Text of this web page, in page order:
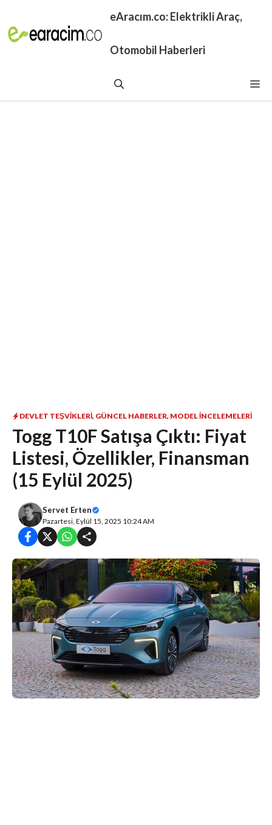
eAracım.co: Elektrikli Araç,
Otomobil Haberleri
DEVLET TEŞVIKLERI, GÜNCEL HABERLER, MODEL İNCELEMELERI
Togg T10F Satışa Çıktı: Fiyat
Listesi, Özellikler, Finansman
(15 Eylül 2025)
Servet Erten
Pazartesi, Eylül 15, 2025 10:24 AM